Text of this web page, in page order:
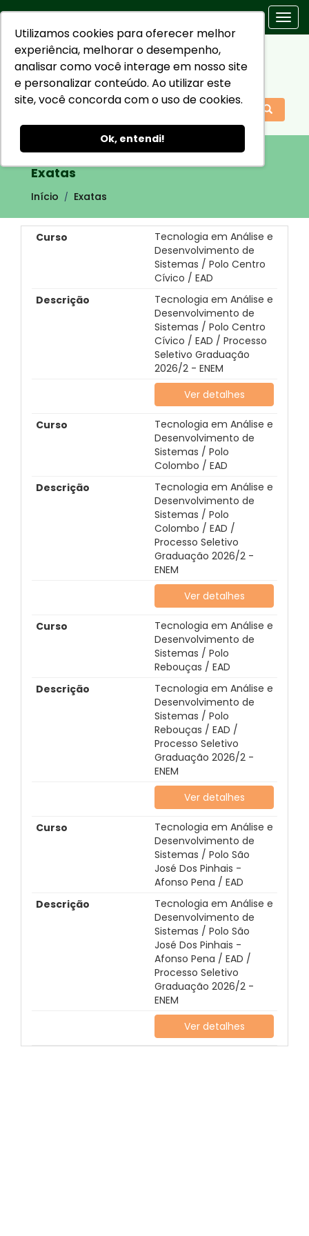
Utilizamos cookies para oferecer melhor
experiência, melhorar o desempenho,
analisar como você interage em nosso site
e personalizar conteúdo. Ao utilizar este
site, você concorda com o uso de cookies.
Ok, entendi!
Exatas
Início Exatas
Tecnologia em Análise e
Desenvolvimento de
Sistemas / Polo Centro
Cívico / EAD
Tecnologia em Análise e
Desenvolvimento de
Sistemas / Polo Centro
Cívico / EAD / Processo
Seletivo Graduação
2026/2 - ENEM
Ver detalhes
Tecnologia em Análise e
Desenvolvimento de
Sistemas / Polo
Colombo / EAD
Tecnologia em Análise e
Desenvolvimento de
Sistemas / Polo
Colombo / EAD /
Processo Seletivo
Graduação 2026/2 -
ENEM
Ver detalhes
Tecnologia em Análise e
Desenvolvimento de
Sistemas / Polo
Rebouças / EAD
Tecnologia em Análise e
Desenvolvimento de
Sistemas / Polo
Rebouças / EAD /
Processo Seletivo
Graduação 2026/2 -
ENEM
Ver detalhes
Tecnologia em Análise e
Desenvolvimento de
Sistemas / Polo São
José Dos Pinhais -
Afonso Pena / EAD
Tecnologia em Análise e
Desenvolvimento de
Sistemas / Polo São
José Dos Pinhais -
Afonso Pena / EAD /
Processo Seletivo
Graduação 2026/2 -
ENEM
Ver detalhes